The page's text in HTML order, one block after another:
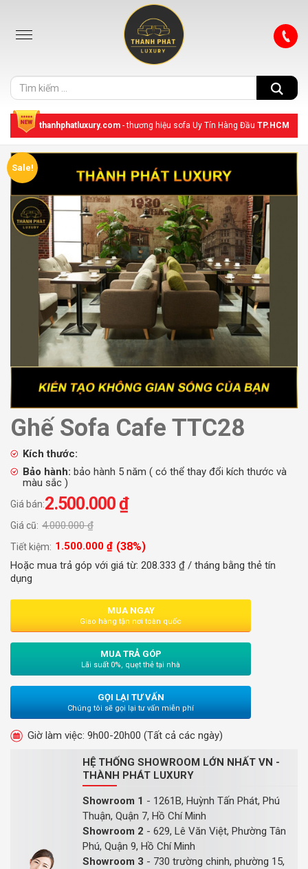
thanhphatluxury.com - thương hiệu sofa Uy Tín Hàng Đầu TP.HCM
Sale!
Ghế Sofa Cafe TTC28
Kích thước:
Bảo hành: bảo hành 5 năm ( có thể thay đổi kích thước và
màu sắc )
Giá bán:2.500.000₫
Giá cũ: 4.000.000₫
Tiết kiệm: 1.500.000 ₫ (38%)
Hoặc mua trả góp với giá từ: 208.333 ₫ / tháng bằng thẻ tín
dụng
MUA NGAY
Giao hàng tận nơi toàn quốc
MUA TRẢ GÓP
Lãi suất 0%, quẹt thẻ tại nhà
GỌI LẠI TƯ VẤN
Chúng tôi sẽ gọi lại tư vấn miễn phí
Giờ làm việc: 9h00-20h00 (Tất cả các ngày)
HỆ THỐNG SHOWROOM LỚN NHẤT VN -
THÀNH PHÁT LUXURY
Showroom 1 - 1261B, Huỳnh Tấn Phát, Phú
Thuận, Quận 7, Hồ Chí Minh
Showroom 2 - 629, Lê Văn Việt, Phường Tân
Phú, Quận 9, Hồ Chí Minh
Showroom 3 - 730 trường chinh, phường 15,